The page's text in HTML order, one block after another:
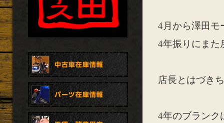
4月から澤田モ
4年振りにまた
店長とはづき
4年のブラン